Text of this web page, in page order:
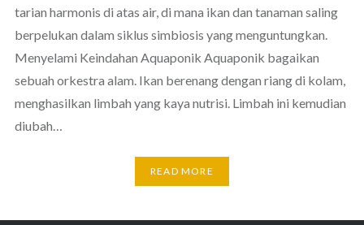
tarian harmonis di atas air, di mana ikan dan tanaman saling
berpelukan dalam siklus simbiosis yang menguntungkan.
Menyelami Keindahan Aquaponik Aquaponik bagaikan
sebuah orkestra alam. Ikan berenang dengan riang di kolam,
menghasilkan limbah yang kaya nutrisi. Limbah ini kemudian
diubah…
READ MORE